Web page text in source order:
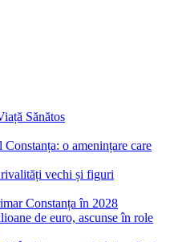
Sănătos
o amenințare care
vechi și figuri
Constanța în 2028
de euro, ascunse în role